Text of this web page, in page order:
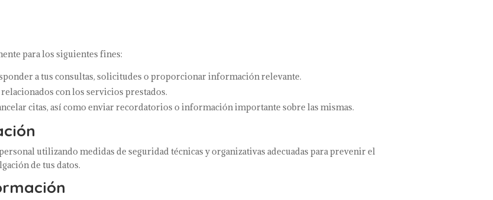
para los siguientes fines:
a tus consultas, solicitudes o proporcionar información relevante.
con los servicios prestados.
citas, así como enviar recordatorios o información importante sobre las mismas.
utilizando medidas de seguridad técnicas y organizativas adecuadas para prevenir el
de tus datos.